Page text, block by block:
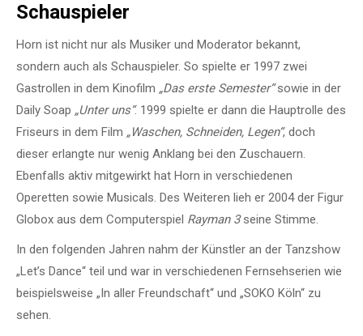
Schauspieler
Horn ist nicht nur als Musiker und Moderator bekannt,
sondern auch als Schauspieler. So spielte er 1997 zwei
Gastrollen in dem Kinofilm „Das erste Semester“sowie in der
Daily Soap „Unter uns“. 1999 spielte er dann die Hauptrolle des
Friseurs in dem Film „Waschen, Schneiden, Legen“, doch
dieser erlangte nur wenig Anklang bei den Zuschauern.
Ebenfalls aktiv mitgewirkt hat Horn in verschiedenen
Operetten sowie Musicals. Des Weiteren lieh er 2004 der Figur
Globox aus dem Computerspiel Rayman 3seine Stimme.
In den folgenden Jahren nahm der Künstler an der Tanzshow
„Let’s Dance“ teil und war in verschiedenen Fernsehserien wie
beispielsweise „In aller Freundschaft“ und „SOKO Köln“ zu
sehen.